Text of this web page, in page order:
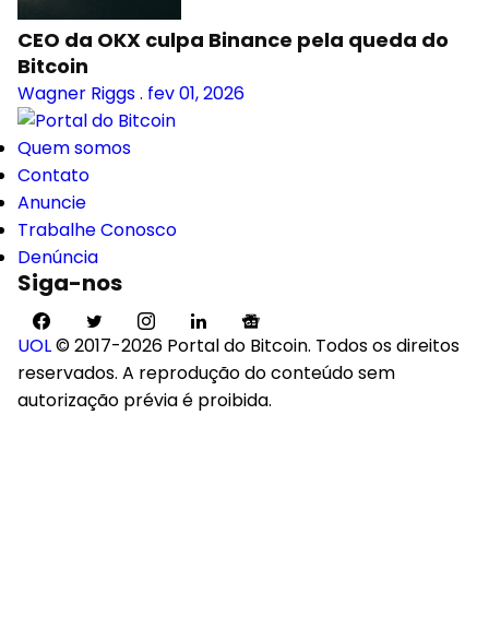
CEO da OKX culpa Binance pela queda do
Bitcoin
Wagner Riggs. fev 01, 2026
Quem somos
Contato
Anuncie
Trabalhe Conosco
Denúncia
Siga-nos
UOL© 2017-2026 Portal do Bitcoin. Todos os direitos
reservados. A reprodução do conteúdo sem
autorização prévia é proibida.